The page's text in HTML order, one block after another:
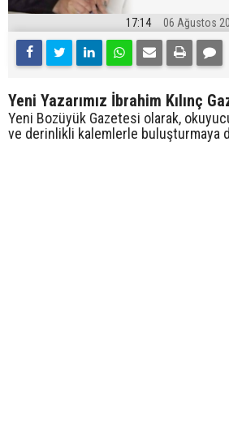
17:14 06 Ağustos
Yeni Yazarımız İbrahim Kılınç
Yeni Bozüyük Gazetesi olarak,
ve derinlikli kalemlerle buluşturmaya